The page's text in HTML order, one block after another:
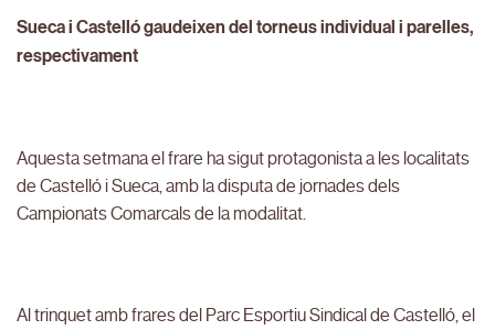
Sueca i Castelló gaudeixen del torneus individual i parelles,
respectivament
Aquesta setmana el frare ha sigut protagonista a les localitats
de Castelló i Sueca, amb la disputa de jornades dels
Campionats Comarcals de la modalitat.
Al trinquet amb frares del Parc Esportiu Sindical de Castelló, el